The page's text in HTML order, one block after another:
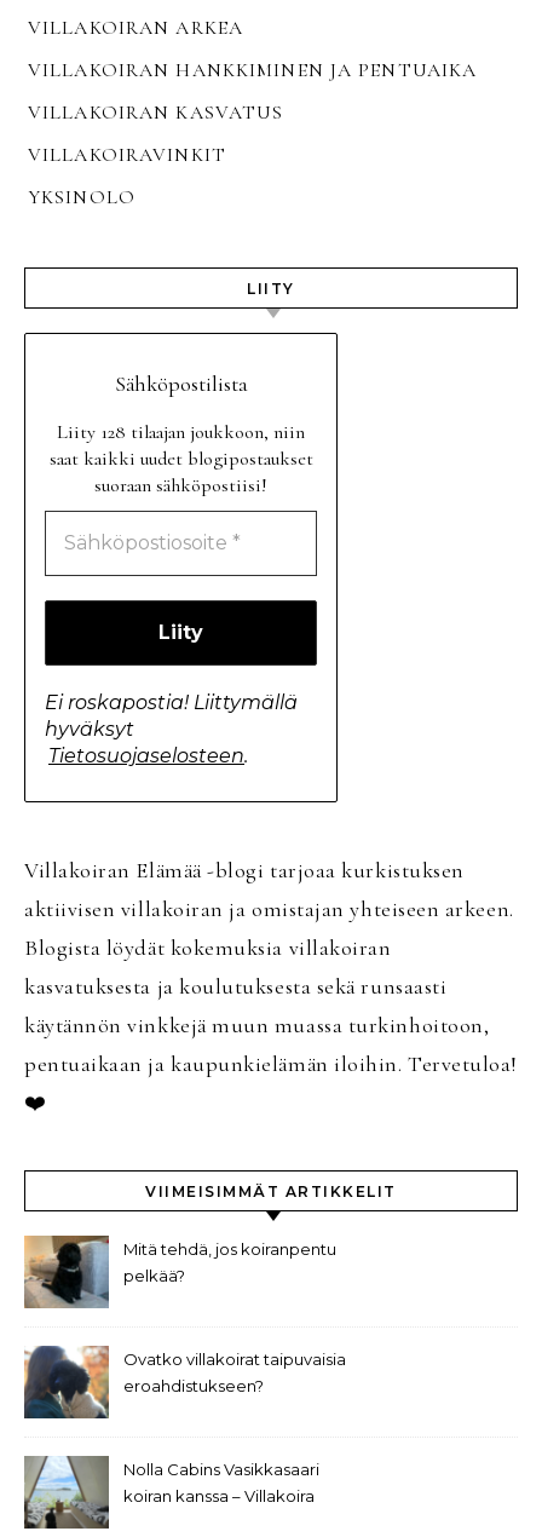
VILLAKOIRAN ARKEA
VILLAKOIRAN HANKKIMINEN JA PENTUAIKA
VILLAKOIRAN KASVATUS
VILLAKOIRAVINKIT
YKSINOLO
LIITY
Sähköpostilista
Liity 128 tilaajan joukkoon, niin
saat kaikki uudet blogipostaukset
suoraan sähköpostiisi!
Ei roskapostia! Liittymällä
hyväksyt
Tietosuojaselosteen.
Villakoiran Elämää -blogi tarjoaa kurkistuksen
aktiivisen villakoiran ja omistajan yhteiseen arkeen.
Blogista löydät kokemuksia villakoiran
kasvatuksesta ja koulutuksesta sekä runsaasti
käytännön vinkkejä muun muassa turkinhoitoon,
pentuaikaan ja kaupunkielämän iloihin. Tervetuloa!
❤️
VIIMEISIMMÄT ARTIKKELIT
Mitä tehdä, jos koiranpentu
pelkää?
Ovatko villakoirat taipuvaisia
eroahdistukseen?
Nolla Cabins Vasikkasaari
koiran kanssa – Villakoira